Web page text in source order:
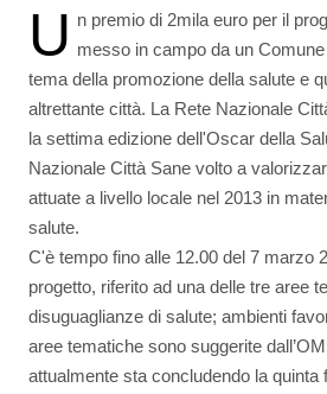
U n premio di 2mila euro per il
messo in campo da un
tema della promozione della salute e
altrettante città. La Rete Nazionale
la settima edizione dell'Oscar della
Nazionale Città Sane volto a
attuate a livello locale nel 2013 in
salute.
C'è tempo fino alle 12.00 del 7 marzo
progetto, riferito ad una delle tre aree
disuguaglianze di salute; ambienti
aree tematiche sono suggerite
attualmente sta concludendo la quinta